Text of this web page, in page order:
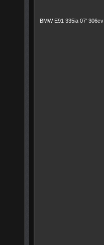
BMW E91 335ia 07' 306cv